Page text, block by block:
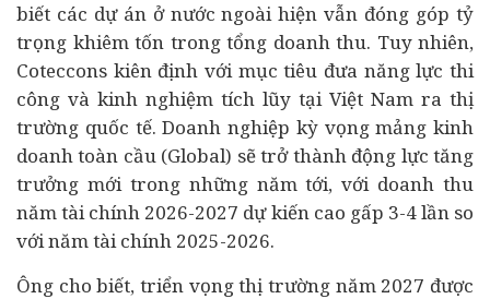
biết các dự án ở nước ngoài hiện vẫn đóng góp tỷ
trọng khiêm tốn trong tổng doanh thu. Tuy nhiên,
Coteccons kiên định với mục tiêu đưa năng lực thi
công và kinh nghiệm tích lũy tại Việt Nam ra thị
trường quốc tế. Doanh nghiệp kỳ vọng mảng kinh
doanh toàn cầu (Global) sẽ trở thành động lực tăng
trưởng mới trong những năm tới, với doanh thu
năm tài chính 2026-2027 dự kiến cao gấp 3-4 lần so
với năm tài chính 2025-2026.
Ông cho biết, triển vọng thị trường năm 2027 được